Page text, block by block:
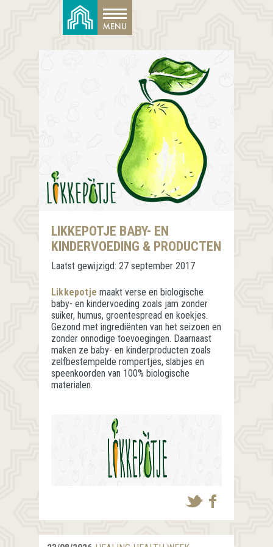
LIKKEPOTJE BABY- EN
KINDERVOEDING & PRODUCTEN
Laatst gewijzigd: 27 september 2017
Likkepotje maakt verse en biologische
baby- en kindervoeding zoals jam zonder
suiker, humus, groentespread en koekjes.
Gezond met ingrediënten van het seizoen en
zonder onnodige toevoegingen. Daarnaast
maken ze baby- en kinderproducten zoals
zelfbestempelde rompertjes, slabjes en
speenkoorden van 100% biologische
materialen.